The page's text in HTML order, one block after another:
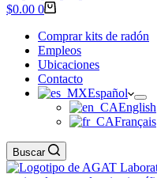
Carrito
compras
$0.00 0
Comprar kits de radón
Empleos
Ubicaciones
Contacto
Español
English
Français
Buscar